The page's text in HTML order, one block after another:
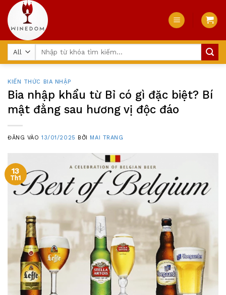
Skip
content
KIẾN THỨC BIA NHẬP
Bia nhập khẩu từ Bỉ có gì đặc biệt? Bí
mật đằng sau hương vị độc đáo
ĐĂNG VÀO13/01/2025 BỞI MAI TRANG
13
Th1